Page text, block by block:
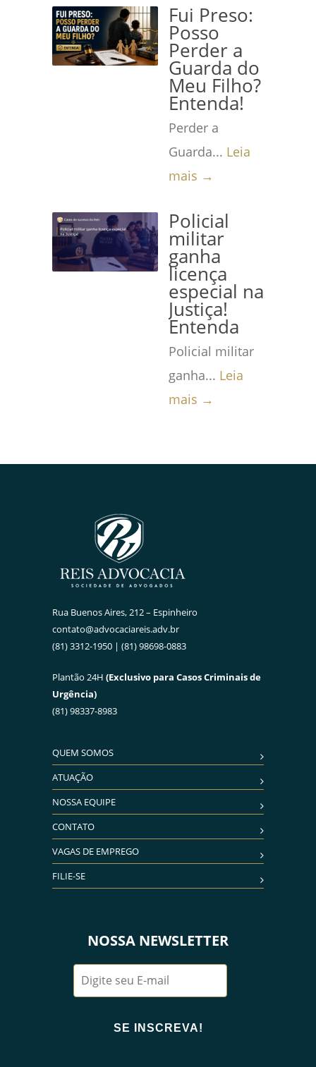
Fui Preso:
Posso
Perder a
Guarda do
Meu Filho?
Entenda!
Perder a
Guarda... Leia
mais →
Policial
militar
ganha
licença
especial na
Justiça!
Entenda
Policial militar
ganha... Leia
mais →
Rua Buenos Aires, 212 – Espinheiro
contato@advocaciareis.adv.br
(81) 3312-1950 | (81) 98698-0883
Plantão 24H (Exclusivo para Casos Criminais de
Urgência)
(81) 98337-8983
QUEM SOMOS
ATUAÇÃO
NOSSA EQUIPE
CONTATO
VAGAS DE EMPREGO
FILIE-SE
NOSSA NEWSLETTER